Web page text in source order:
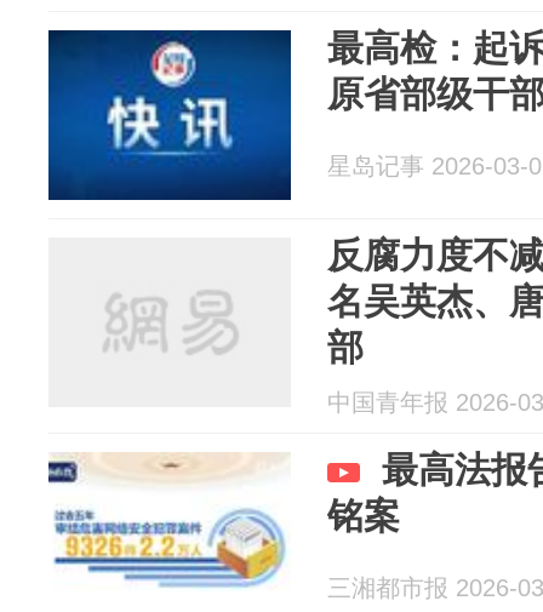
最高检：起
原省部级干
星岛记事 2026-03-
反腐力度不
名吴英杰、
部
中国青年报 2026-
最高法报
铭案
三湘都市报 2026-